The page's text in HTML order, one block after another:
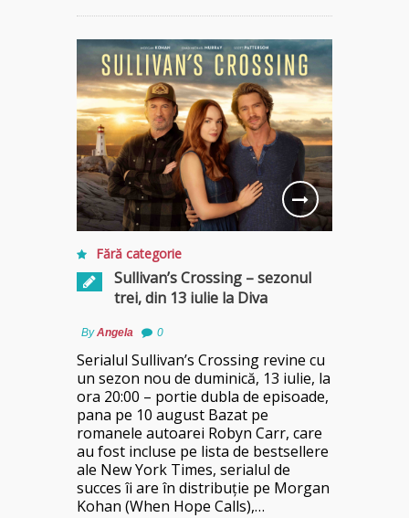
Fără categorie
Sullivan’s Crossing – sezonul
trei, din 13 iulie la Diva
ByAngela 0
Serialul Sullivan’s Crossing revine cu
un sezon nou de duminică, 13 iulie, la
ora 20:00 – portie dubla de episoade,
pana pe 10 august Bazat pe
romanele autoarei Robyn Carr, care
au fost incluse pe lista de bestsellere
ale New York Times, serialul de
succes îi are în distribuție pe Morgan
Kohan (When Hope Calls),…